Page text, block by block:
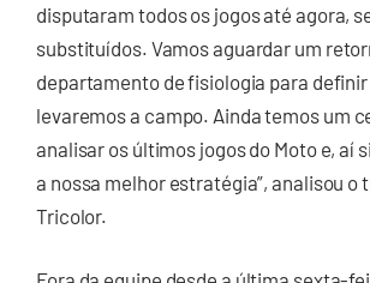
disputaram todos os jogos até agora,
substituídos. Vamos aguardar um
departamento de fisiologia para definir
levaremos a campo. Ainda temos um
analisar os últimos jogos do Moto e, aí
a nossa melhor estratégia”, analisou o
Tricolor.